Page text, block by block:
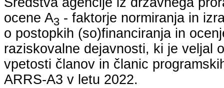
ocene A3 - faktorje normiranja in
o postopkih (so)financiranja in
raziskovalne dejavnosti, ki je veljal
vpetosti članov in članic
ARRS-A3 v letu 2022.